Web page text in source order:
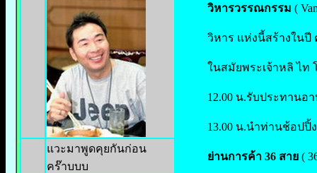
แวะมาพูดคุยกันก่อน
คร๊าบบบ
วิหารวรรณกรรม (
วิหาร แห่งนี้สร้างในปี
ในสมัยพระเจ้าหลิ ไท
12.00 น.รับประทานอ
13.00 น.นำท่านช้อปปิ้
ย่านการค้า 36 สาย (